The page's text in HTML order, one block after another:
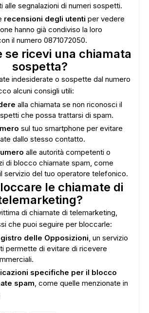
ADS
alle segnalazioni di numeri sospetti.
recensioni degli utenti per vedere
hanno già condiviso la loro
il numero 0871072050.
se ricevi una chiamata
sospetta?
indesiderate o sospette dal numero
alcuni consigli utili:
alla chiamata se non riconosci il
che possa trattarsi di spam.
sul tuo smartphone per evitare
dallo stesso contatto.
alle autorità competenti o
di blocco chiamate spam, come
servizio del tuo operatore telefonico.
le chiamate di
di chiamate di telemarketing,
che puoi seguire per bloccarle:
delle Opposizioni, un servizio
permette di evitare di ricevere
specifiche per il blocco
spam, come quelle menzionate in